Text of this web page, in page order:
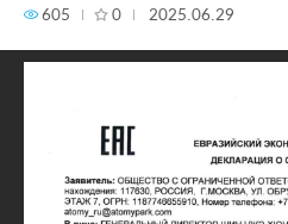
605 0 2025.06.29